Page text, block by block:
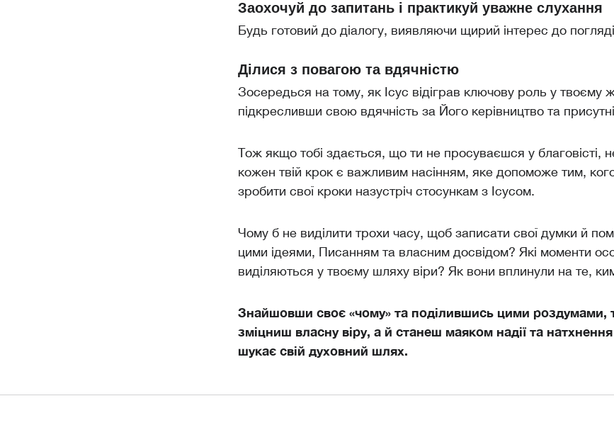
Заохочуй до запитань і практикуй уважне слухання
Будь готовий до діалогу, виявляючи щирий інтерес до
Ділися з повагою та вдячністю
Зосередься на тому, як Ісус відіграв ключову роль у твоєму
підкресливши свою вдячність за Його керівництво та
Тож якщо тобі здається, що ти не просуваєшся у благовісті,
кожен твій крок є важливим насінням, яке допоможе тим,
зробити свої кроки назустріч стосункам з Ісусом.
Чому б не виділити трохи часу, щоб записати свої думки й
цими ідеями, Писанням та власним досвідом? Які моменти
виділяються у твоєму шляху віри? Як вони вплинули на те,
Знайшовши своє «чому» та поділившись цими роздумами,
зміцниш власну віру, а й станеш маяком надії та
шукає свій духовний шлях.